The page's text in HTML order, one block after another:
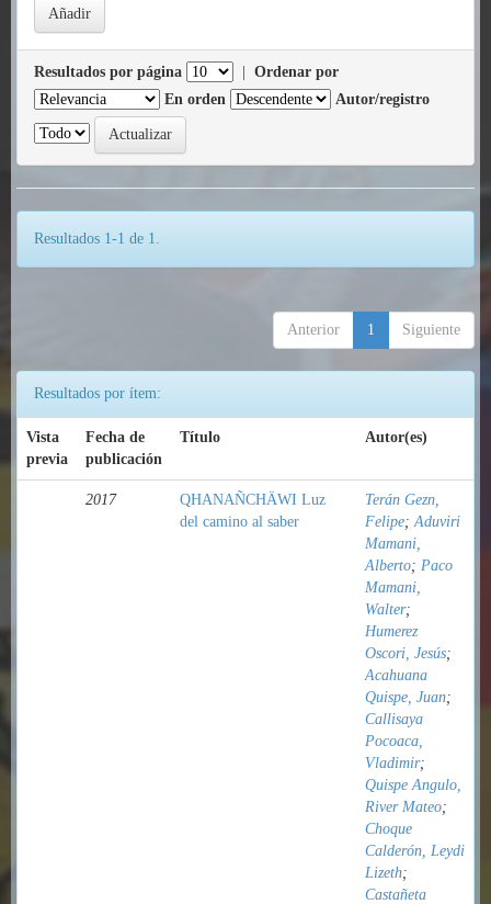
Resultados por página
Ordenar por
En orden
Autor/registro
Resultados 1-1 de 1.
Anterior 1 Siguiente
Resultados por ítem:
Vista
previa
Fecha de
publicación
Título Autor(es)
2017
QHANAÑCHÄWI Luz
del camino al saber
Terán Gezn,
Felipe;Aduviri
Mamani,
Alberto; Paco
Mamani,
Walter;
Humerez
Oscori, Jesús;
Acahuana
Quispe, Juan;
Callisaya
Pocoaca,
Vladimir;
Quispe Angulo,
River Mateo;
Choque
Calderón, Leydi
Lizeth;
Castañeta